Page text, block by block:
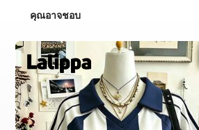
คุณอาจชอบ